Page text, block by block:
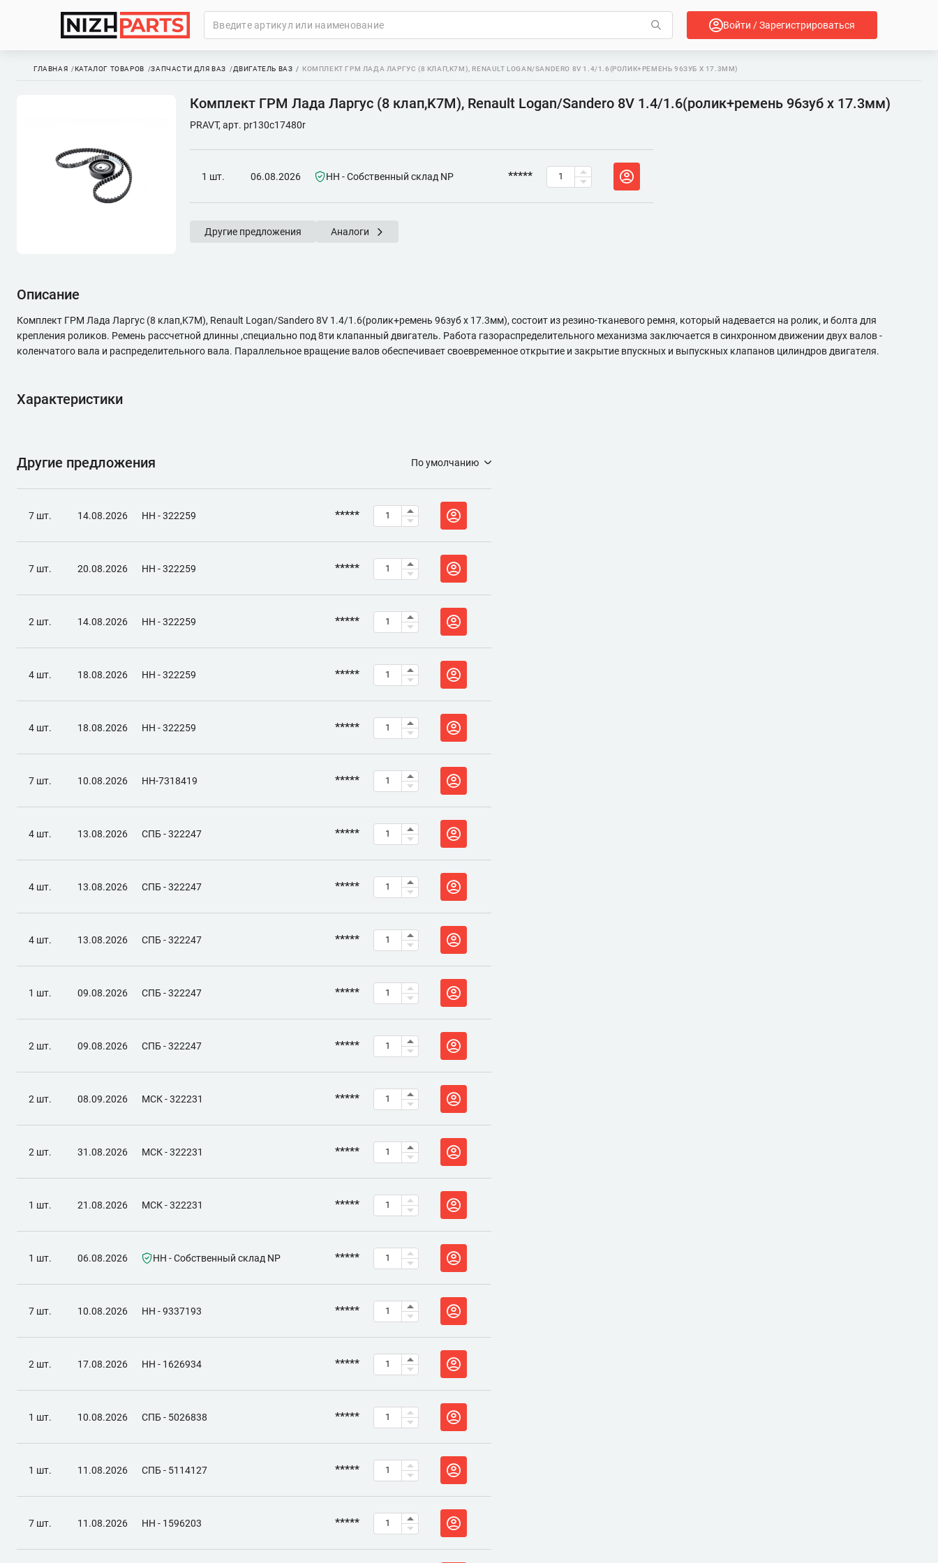
Войти / Зарегистрироваться
ГЛАВНАЯ КАТАЛОГ ТОВАРОВ ЗАПЧАСТИ ДЛЯ ВАЗ ДВИГАТЕЛЬ ВАЗ КОМПЛЕКТ ГРМ ЛАДА ЛАРГУС (8 КЛАП,K7M), RENAULT LOGAN/SANDERO 8V 1.4/1.6(РОЛИК+РЕМЕНЬ 96ЗУБ X 17.3ММ)
Комплект ГРМ Лада Ларгус (8 клап,K7M), Renault Logan/Sandero 8V 1.4/1.6(ролик+ремень 96зуб x 17.3мм)
PRAVT, арт. pr130c17480r
1 шт. 06.08.2026 НН - Собственный склад NP *****
Другие предложения Аналоги
Описание
Комплект ГРМ Лада Ларгус (8 клап,K7M), Renault Logan/Sandero 8V 1.4/1.6(ролик+ремень 96зуб x 17.3мм), состоит из резино-тканевого ремня, который надевается на ролик, и болта для
крепления роликов. Ремень рассчетной длинны ,специально под 8ти клапанный двигатель. Работа газораспределительного механизма заключается в синхронном движении двух валов -
коленчатого вала и распределительного вала. Параллельное вращение валов обеспечивает своевременное открытие и закрытие впускных и выпускных клапанов цилиндров двигателя.
Характеристики
Другие предложения По умолчанию
7 шт. 14.08.2026 НН - 322259 *****
7 шт. 20.08.2026 НН - 322259 *****
2 шт. 14.08.2026 НН - 322259 *****
4 шт. 18.08.2026 НН - 322259 *****
4 шт. 18.08.2026 НН - 322259 *****
7 шт. 10.08.2026 НН-7318419 *****
4 шт. 13.08.2026 СПБ - 322247 *****
4 шт. 13.08.2026 СПБ - 322247 *****
4 шт. 13.08.2026 СПБ - 322247 *****
1 шт. 09.08.2026 СПБ - 322247 *****
2 шт. 09.08.2026 СПБ - 322247 *****
2 шт. 08.09.2026 МСК - 322231 *****
2 шт. 31.08.2026 МСК - 322231 *****
1 шт. 21.08.2026 МСК - 322231 *****
1 шт. 06.08.2026 НН - Собственный склад NP *****
7 шт. 10.08.2026 НН - 9337193 *****
2 шт. 17.08.2026 НН - 1626934 *****
1 шт. 10.08.2026 СПБ - 5026838 *****
1 шт. 11.08.2026 СПБ - 5114127 *****
7 шт. 11.08.2026 НН - 1596203 *****